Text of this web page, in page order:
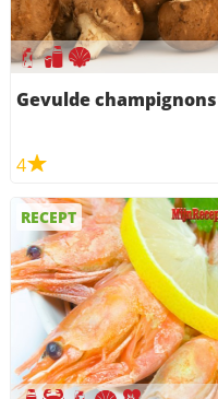
Gevulde champignons
4
RECEPT